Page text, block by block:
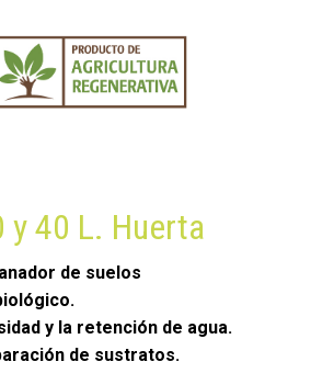
y 40 L. Huerta
de suelos
y la retención de agua.
de sustratos.